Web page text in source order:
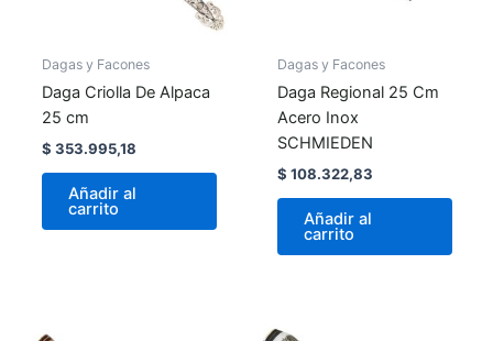
Dagas y Facones
Daga Criolla De Alpaca
25 cm
$ 353.995,18
Añadir al
carrito
Dagas y Facones
Daga Regional 25 Cm
Acero Inox
SCHMIEDEN
$ 108.322,83
Añadir al
carrito